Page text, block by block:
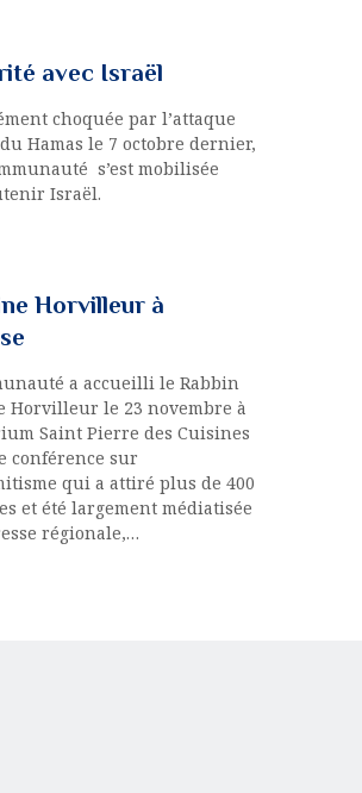
avec Israël
choquée par l’attaque
Hamas le 7 octobre dernier,
s’est mobilisée
Israël.
Horvilleur à
a accueilli le Rabbin
Horvilleur le 23 novembre à
Saint Pierre des Cuisines
conférence sur
qui a attiré plus de 400
et été largement médiatisée
régionale,…